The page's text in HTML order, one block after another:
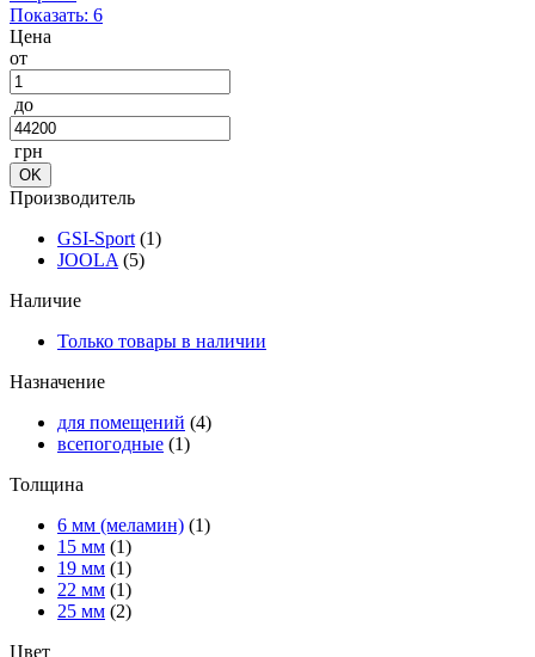
Показать: 6
Цена
от
до
грн
Производитель
GSI-Sport (1)
JOOLA (5)
Наличие
Только товары в наличии
Назначение
для помещений (4)
всепогодные (1)
Толщина
6 мм (меламин) (1)
15 мм (1)
19 мм (1)
22 мм (1)
25 мм (2)
Цвет